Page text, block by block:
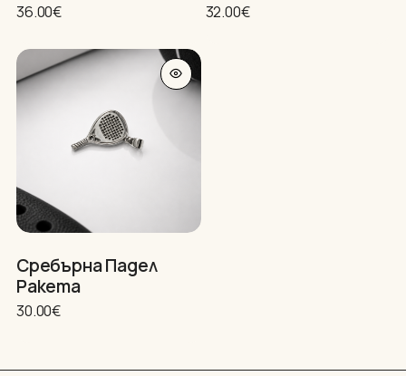
Нямате артикули в количката.
36.00€ 32.00€
Сребърна Падел
Ракета
30.00€